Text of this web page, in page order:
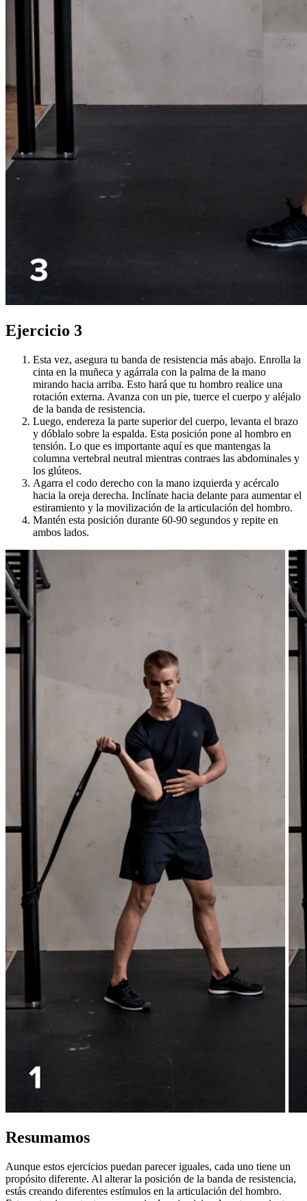
Ejercicio 3
Esta vez, asegura tu banda de resistencia más abajo. Enrolla la
cinta en la muñeca y agárrala con la palma de la mano
mirando hacia arriba. Esto hará que tu hombro realice una
rotación externa. Avanza con un pie, tuerce el cuerpo y aléjalo
de la banda de resistencia.
Luego, endereza la parte superior del cuerpo, levanta el brazo
y dóblalo sobre la espalda. Esta posición pone al hombro en
tensión. Lo que es importante aquí es que mantengas la
columna vertebral neutral mientras contraes las abdominales y
los glúteos.
Agarra el codo derecho con la mano izquierda y acércalo
hacia la oreja derecha. Inclínate hacia delante para aumentar el
estiramiento y la movilización de la articulación del hombro.
Mantén esta posición durante 60-90 segundos y repite en
ambos lados.
Resumamos
Aunque estos ejercicios puedan parecer iguales, cada uno tiene un
propósito diferente. Al alterar la posición de la banda de resistencia,
estás creando diferentes estímulos en la articulación del hombro.